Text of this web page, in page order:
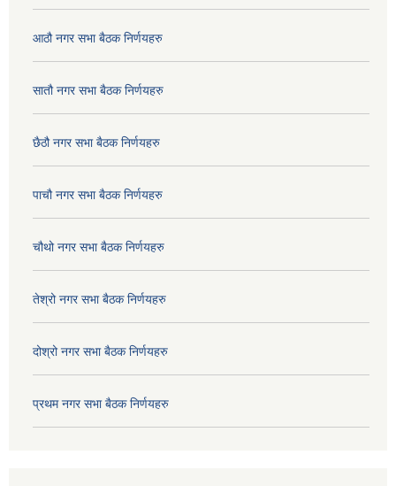
आठौ नगर सभा बैठक निर्णयहरु
सातौ नगर सभा बैठक निर्णयहरु
छैठौ नगर सभा बैठक निर्णयहरु
पाचौ नगर सभा बैठक निर्णयहरु
चौथो नगर सभा बैठक निर्णयहरु
तेश्रो नगर सभा बैठक निर्णयहरु
दोश्रो नगर सभा बैठक निर्णयहरु
प्रथम नगर सभा बैठक निर्णयहरु